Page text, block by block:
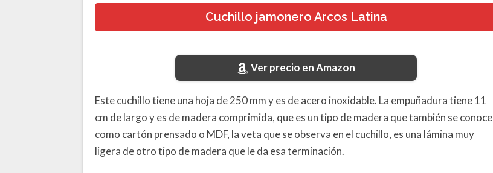
Cuchillo jamonero Arcos Latina
Ver precio en Amazon
Este cuchillo tiene una hoja de 250 mm y es de acero inoxidable. La empuñadura tiene 11
cm de largo y es de madera comprimida, que es un tipo de madera que también se conoce
como cartón prensado o MDF, la veta que se observa en el cuchillo, es una lámina muy
ligera de otro tipo de madera que le da esa terminación.